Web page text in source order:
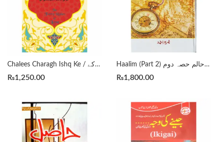
Chalees Charagh Ishq Ke / چالیس چراغ عشق کے by Elif Shafak , Huma Anwar (Translator)
₨1,250.00
Haalim (Part 2) حالم حصہ دوم by Nimra Ahmed
₨1,800.00